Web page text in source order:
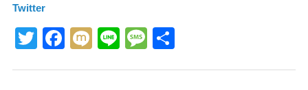
Twitter
Twitter
Facebook
MixiLineMessage